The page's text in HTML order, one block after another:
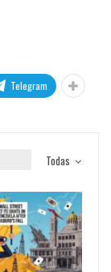
Telegram
Todas